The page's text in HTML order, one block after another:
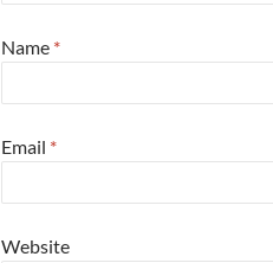
Name *
Email *
Website